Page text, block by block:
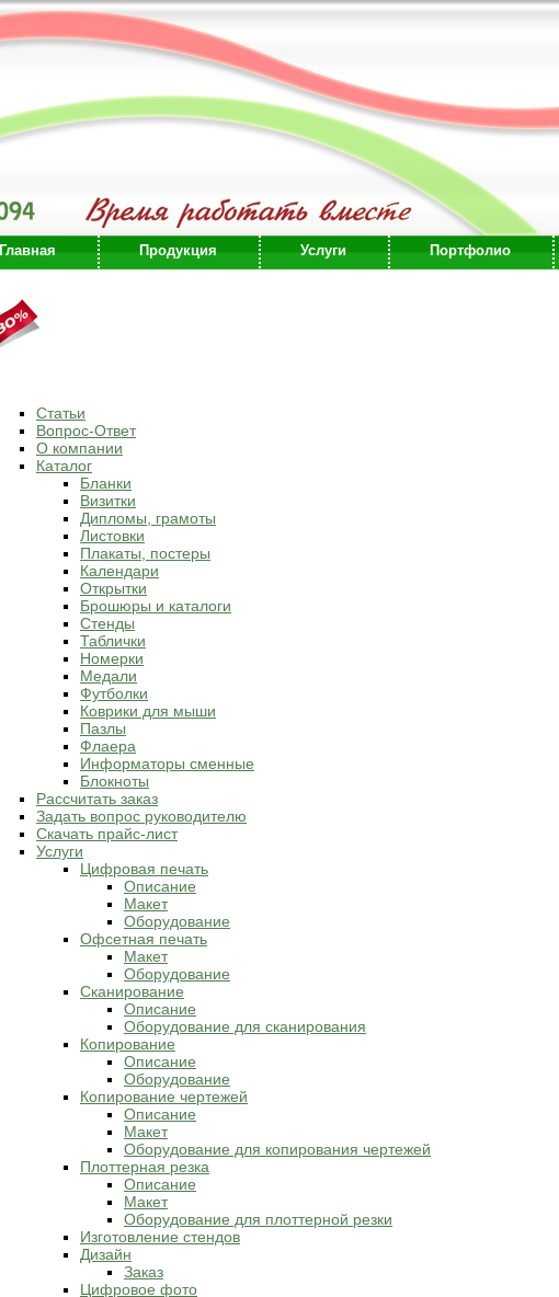
Главная Продукция Услуги Портфолио
Статьи
Вопрос-Ответ
О компании
Каталог
Бланки
Визитки
Дипломы, грамоты
Листовки
Плакаты, постеры
Календари
Открытки
Брошюры и каталоги
Стенды
Таблички
Номерки
Медали
Футболки
Коврики для мыши
Пазлы
Флаера
Информаторы сменные
Блокноты
Рассчитать заказ
Задать вопрос руководителю
Скачать прайс-лист
Услуги
Цифровая печать
Описание
Макет
Оборудование
Офсетная печать
Макет
Оборудование
Сканирование
Описание
Оборудование для сканирования
Копирование
Описание
Оборудование
Копирование чертежей
Описание
Макет
Оборудование для копирования чертежей
Плоттерная резка
Описание
Макет
Оборудование для плоттерной резки
Изготовление стендов
Дизайн
Заказ
Цифровое фото